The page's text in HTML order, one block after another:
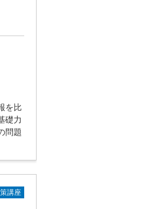
を比
礎力
問題
講座